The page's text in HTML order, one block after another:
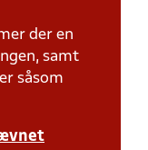
der en
samt
såsom